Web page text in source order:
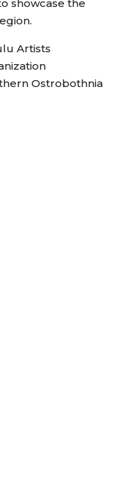
showcase the
Artists
Ostrobothnia